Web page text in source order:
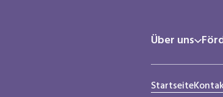
Über uns
Startseite